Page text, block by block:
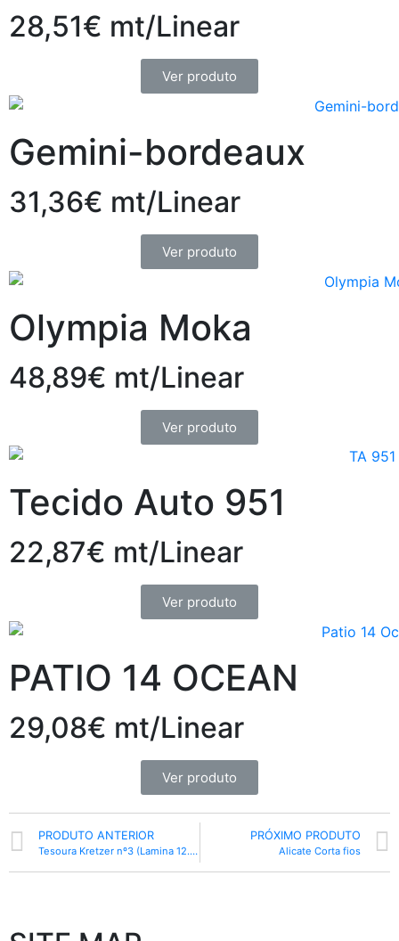
28,51€ mt/Linear
Ver produto
Gemini-bordeaux
31,36€ mt/Linear
Ver produto
Olympia Moka
48,89€ mt/Linear
Ver produto
Tecido Auto 951
22,87€ mt/Linear
Ver produto
PATIO 14 OCEAN
29,08€ mt/Linear
Ver produto
PRODUTO ANTERIOR
Tesoura Kretzer nº3 (Lamina 12.5CM)
PRÓXIMO PRODUTO
Alicate Corta fios